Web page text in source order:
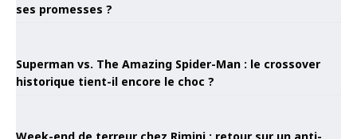
ses promesses ?
Superman vs. The Amazing Spider-Man : le crossover
historique tient-il encore le choc ?